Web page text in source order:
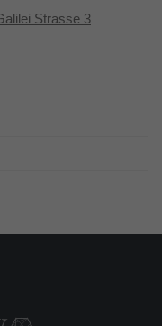
Strasse 3